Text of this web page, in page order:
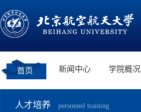
首页 新闻中心 学院概况
人才培养 personnel training